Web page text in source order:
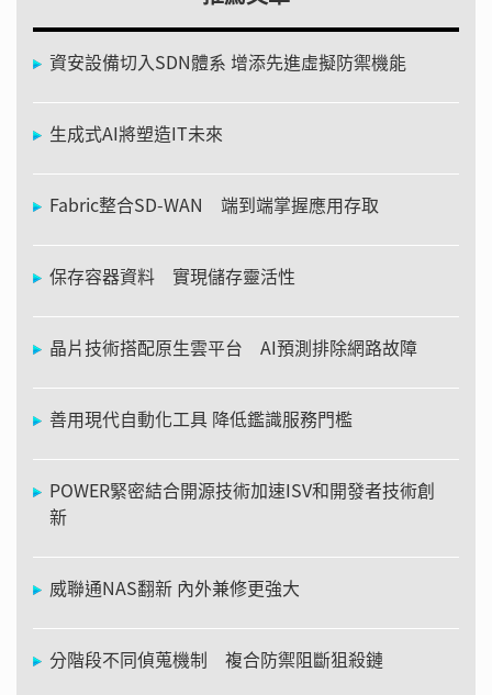
資安設備切入SDN體系 增添先進虛擬防禦機能
生成式AI將塑造IT未來
Fabric整合SD-WAN 端到端掌握應用存取
保存容器資料 實現儲存靈活性
晶片技術搭配原生雲平台 AI預測排除網路故障
善用現代自動化工具 降低鑑識服務門檻
POWER緊密結合開源技術加速ISV和開發者技術創
新
威聯通NAS翻新 內外兼修更強大
分階段不同偵蒐機制 複合防禦阻斷狙殺鏈